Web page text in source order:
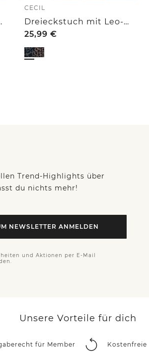
Muster
CECIL
Dreieckstuch mit Leo-Muster
25,99 €
Trend-Highlights über
du nichts mehr!
NEWSLETTER ANMELDEN
und Aktionen per E-Mail
Unsere Vorteile für dich
für Member Kostenfreie